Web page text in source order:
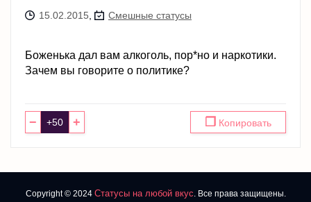
15.02.2015 Смешные статусы
Боженька дал вам алкоголь, пор*но и наркотики.
Зачем вы говорите о политике?
− + ❐ Копировать
Copyright © 2024 Статусы на любой вкус. Все права защищены.